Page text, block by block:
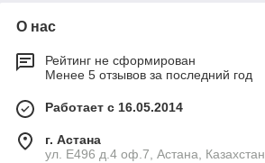
О нас
Рейтинг не сформирован
Менее 5 отзывов за последний год
Работает с 16.05.2014
г. Астана
ул. Е496 д.4 оф.7, Астана, Казахстан